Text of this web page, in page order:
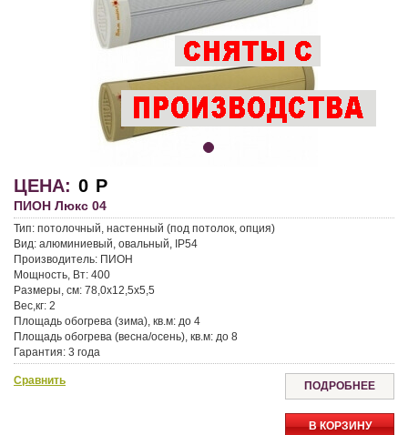
ЦЕНА: 0 Р
ПИОН Люкс 04
Тип: потолочный, настенный (под потолок, опция)
Вид: алюминиевый, овальный, IP54
Производитель: ПИОН
Мощность, Вт: 400
Размеры, см: 78,0x12,5x5,5
Вес,кг: 2
Площадь обогрева (зима), кв.м: до 4
Площадь обогрева (весна/осень), кв.м: до 8
Гарантия: 3 года
Доставка: Москва и МО — курьером, По России — транспортные
компании
Скидки: для пенсионеров — 3%, для повторных покупателей — 5%
Сравнить ПОДРОБНЕЕ
В КОРЗИНУ